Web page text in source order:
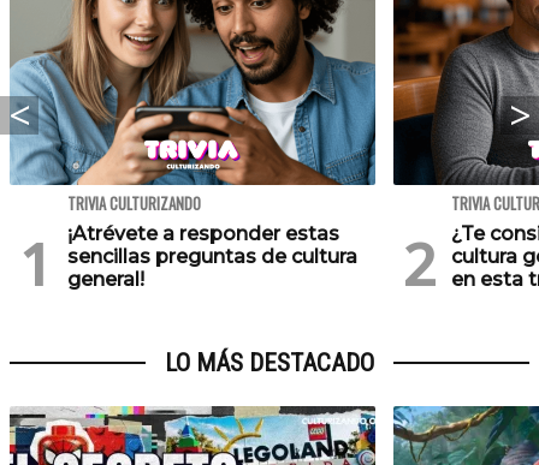
TRIVIA CULTURIZANDO
¡Atrévete a responder estas
sencillas preguntas de cultura
general!
TRIVIA
¿Te
cultura
en esta
LO MÁS DESTACADO